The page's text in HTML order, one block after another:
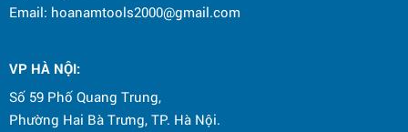
Email: hoanamtools2000@gmail.com
VP HÀ NỘI:
Số 59 Phố Quang Trung,
Phường Hai Bà Trưng, TP. Hà Nội.